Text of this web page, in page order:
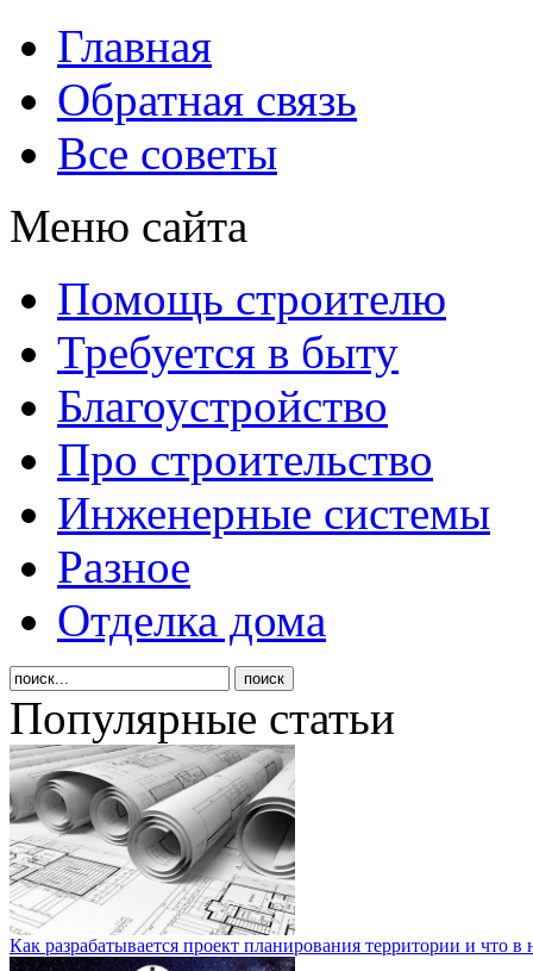
Главная
Обратная связь
Все советы
Меню сайта
Помощь строителю
Требуется в быту
Благоустройство
Про строительство
Инженерные системы
Разное
Отделка дома
Популярные статьи
Как разрабатывается проект планирования территории и что в